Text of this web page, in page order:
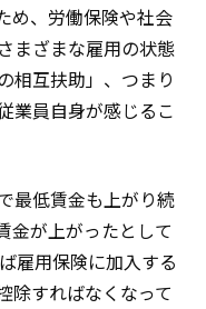
め、労働保険や社会
まざまな雇用の状態
相互扶助」、つまり
業員自身が感じるこ
最低賃金も上がり続
金が上がったとして
雇用保険に加入する
除すればなくなって